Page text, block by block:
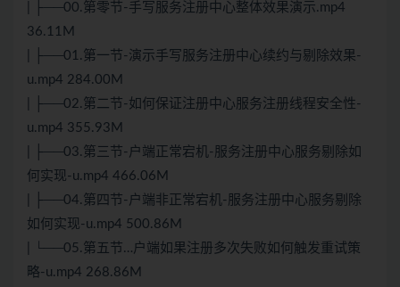
| ├──00.第零节-手写服务注册中心整体效果演示.mp4
36.11M
| ├──01.第一节-演示手写服务注册中心续约与剔除效果-
u.mp4 284.00M
| ├──02.第二节-如何保证注册中心服务注册线程安全性-
u.mp4 355.93M
| ├──03.第三节-户端正常宕机-服务注册中心服务剔除如
何实现-u.mp4 466.06M
| ├──04.第四节-户端非正常宕机-服务注册中心服务剔除
如何实现-u.mp4 500.86M
| └──05.第五节…户端如果注册多次失败如何触发重试策
略-u.mp4 268.86M